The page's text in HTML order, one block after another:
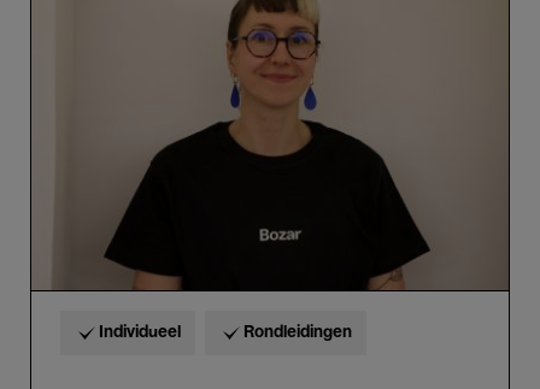
Individueel Rondleidingen